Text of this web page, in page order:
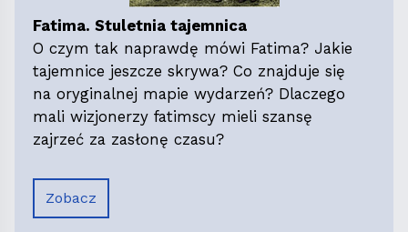
Fatima. Stuletnia tajemnica
O czym tak naprawdę mówi Fatima? Jakie
tajemnice jeszcze skrywa? Co znajduje się
na oryginalnej mapie wydarzeń? Dlaczego
mali wizjonerzy fatimscy mieli szansę
zajrzeć za zasłonę czasu?
Zobacz